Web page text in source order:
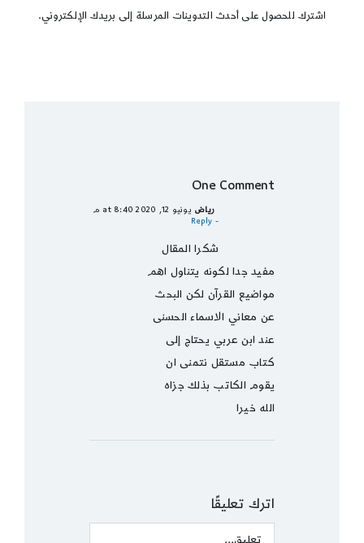
اشترك للحصول على أحدث التدوينات المرسلة إلى بريدك الإلكتروني.
One Comment
رياض يونيو 12, 2020 at 8:40 م
- Reply
شكرا المقال
مفيد جدا لكونه يتناول اهم
مواضيع القرآن لكن البحث
عن معاني الاسماء الحسنى
عند ابن عربي يحتاج إلى
كتاب مستقل نتمنى ان
يقوم الكاتب بذلك جزاه
الله خيرا
اترك تعليقًا
Comment